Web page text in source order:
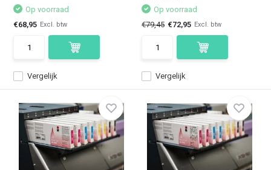
Vergelijk
Op voorraad
€68,95 Excl. btw
Vergelijk
Op voorraad
€79,45 €72,95 Excl. btw